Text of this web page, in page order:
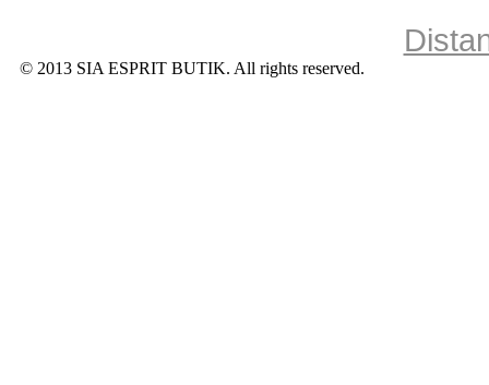
© 2013 SIA ESPRIT BUTIK. All rights reserved.